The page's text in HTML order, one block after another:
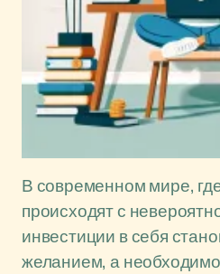
В современном мире,
происходят с
инвестиции в себя
желанием, а